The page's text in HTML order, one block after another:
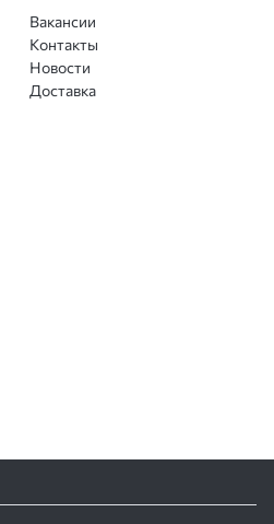
Вакансии
Контакты
Новости
Доставка